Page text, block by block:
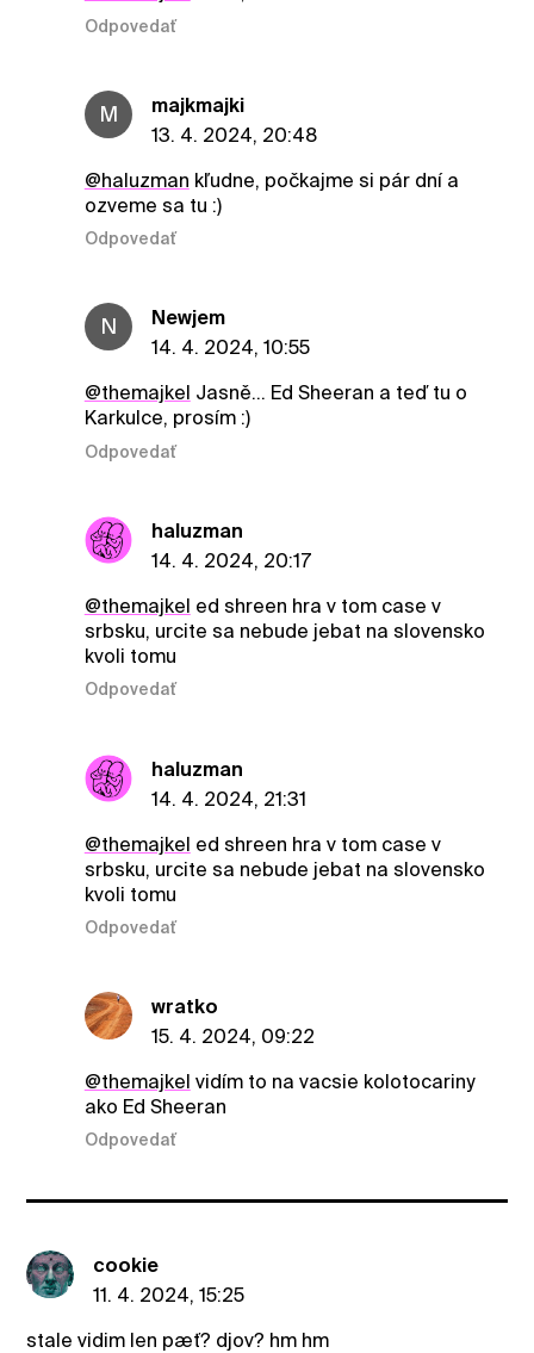
Odpovedať
M
majkmajki
13. 4. 2024, 20:48
@haluzman kľudne, počkajme si pár dní a
ozveme sa tu :)
Odpovedať
N
Newjem
14. 4. 2024, 10:55
@themajkel Jasně... Ed Sheeran a teď tu o
Karkulce, prosím :)
Odpovedať
haluzman
14. 4. 2024, 20:17
@themajkel ed shreen hra v tom case v
srbsku, urcite sa nebude jebat na slovensko
kvoli tomu
Odpovedať
haluzman
14. 4. 2024, 21:31
@themajkel ed shreen hra v tom case v
srbsku, urcite sa nebude jebat na slovensko
kvoli tomu
Odpovedať
wratko
15. 4. 2024, 09:22
@themajkel vidím to na vacsie kolotocariny
ako Ed Sheeran
Odpovedať
cookie
11. 4. 2024, 15:25
stale vidim len pæť? djov? hm hm